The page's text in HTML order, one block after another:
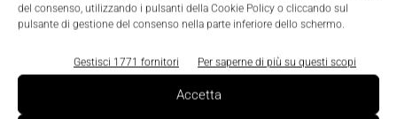
del consenso, utilizzando i pulsanti della Cookie Policy o cliccando sul
pulsante di gestione del consenso nella parte inferiore dello schermo.
Gestisci 1771 fornitori Per saperne di più su questi scopi
Accetta